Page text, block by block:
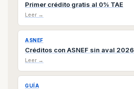
Primer crédito gratis al 0% TAE
Leer →
ASNEF
Créditos con ASNEF sin aval 2026
Leer →
GUÍA